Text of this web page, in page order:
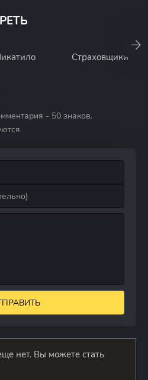
Страховщики
- 50 знаков.
нет. Вы можете стать